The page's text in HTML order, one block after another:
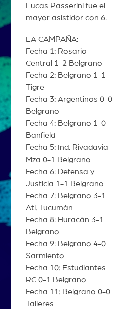
Lucas Passerini fue el
mayor asistidor con 6.
LA CAMPAÑA:
Fecha 1: Rosario
Central 1-2 Belgrano
Fecha 2: Belgrano 1-1
Tigre
Fecha 3: Argentinos 0-0
Belgrano
Fecha 4: Belgrano 1-0
Banfield
Fecha 5: Ind. Rivadavia
Mza 0-1 Belgrano
Fecha 6: Defensa y
Justicia 1-1 Belgrano
Fecha 7: Belgrano 3-1
Atl. Tucumán
Fecha 8: Huracán 3-1
Belgrano
Fecha 9: Belgrano 4-0
Sarmiento
Fecha 10: Estudiantes
RC 0-1 Belgrano
Fecha 11: Belgrano 0-0
Talleres